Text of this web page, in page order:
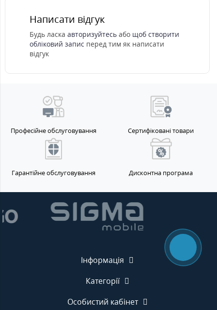
Написати відгук
Будь ласка авторизуйтесь або щоб створити
обліковий запис перед тим як написати
відгук
Професійне обслуговування Сертифіковані товари
Гарантійне обслуговування Дисконтна програма
Інформація
Категорії
Особистий кабінет